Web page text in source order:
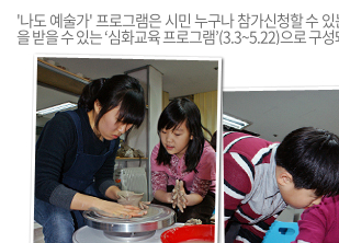
'나도 예술가' 프로그램은 시민 누구나 참가신청할 수
을 받을 수 있는 ‘심화교육 프로그램’(3.3~5.22)으로 구